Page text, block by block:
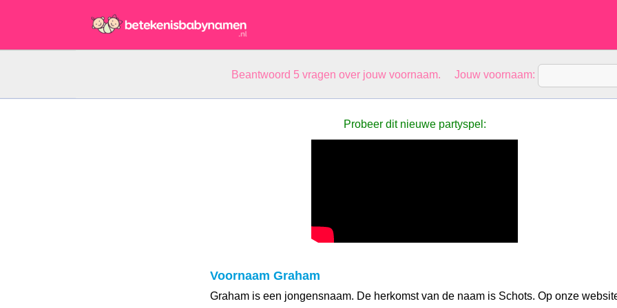
Beantwoord 5 vragen over jouw voornaam. Jouw voornaam:
Probeer dit nieuwe partyspel:
Voornaam Graham
Graham is een jongensnaam. De herkomst van de naam is Schots. Op onze